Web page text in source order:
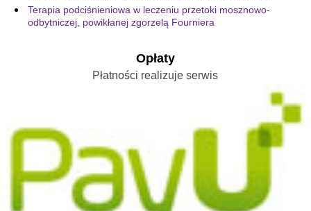
Terapia podciśnieniowa w leczeniu przetoki mosznowo-
odbytniczej, powikłanej zgorzelą Fourniera
Opłaty
Płatności realizuje serwis